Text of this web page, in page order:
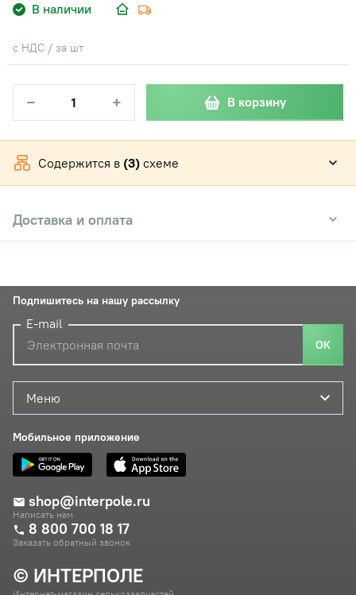
В наличии
с НДС / за шт
− + В корзину
Содержится в (3) схеме
Доставка и оплата
© ИНТЕРПОЛЕ
Меню
Мобильное приложение
shop@interpole.ru
Написать нам
8 800 700 18 17
Заказать обратный звонок
Подпишитесь на нашу рассылку
E-mail
ОК